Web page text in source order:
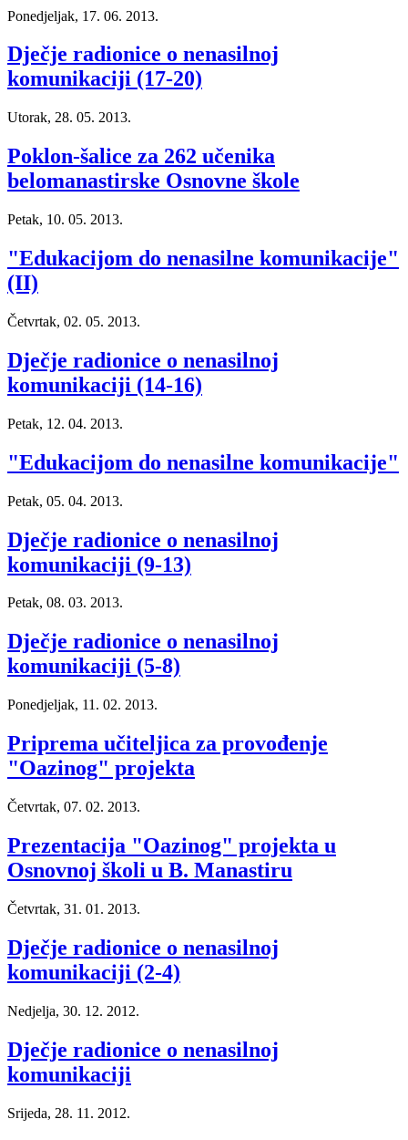
Ponedjeljak, 17. 06. 2013.
Dječje radionice o nenasilnoj
komunikaciji (17-20)
Utorak, 28. 05. 2013.
Poklon-šalice za 262 učenika
belomanastirske Osnovne škole
Petak, 10. 05. 2013.
"Edukacijom do nenasilne komunikacije"
(II)
Četvrtak, 02. 05. 2013.
Dječje radionice o nenasilnoj
komunikaciji (14-16)
Petak, 12. 04. 2013.
"Edukacijom do nenasilne komunikacije"
Petak, 05. 04. 2013.
Dječje radionice o nenasilnoj
komunikaciji (9-13)
Petak, 08. 03. 2013.
Dječje radionice o nenasilnoj
komunikaciji (5-8)
Ponedjeljak, 11. 02. 2013.
Priprema učiteljica za provođenje
"Oazinog" projekta
Četvrtak, 07. 02. 2013.
Prezentacija "Oazinog" projekta u
Osnovnoj školi u B. Manastiru
Četvrtak, 31. 01. 2013.
Dječje radionice o nenasilnoj
komunikaciji (2-4)
Nedjelja, 30. 12. 2012.
Dječje radionice o nenasilnoj
komunikaciji
Srijeda, 28. 11. 2012.